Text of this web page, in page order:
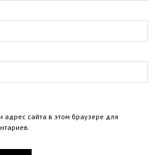
адрес сайта в этом браузере для